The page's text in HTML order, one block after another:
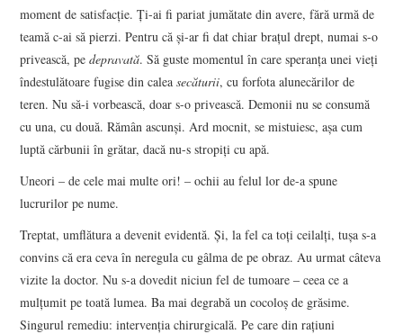
DOSAR DE IDEI
PROFIL
ESEU
RUBRICI DE AUTOR
NUMĂRUL 48 /
MARTIE 2018
NUMĂRUL 49 /
APRILIE 2018
moment de satisfacție. Ți-ai fi pariat jumătate din avere, fără urmă de
teamă c-ai să pierzi. Pentru că și-ar fi dat chiar brațul drept, numai s-o
privească, pedepravată. Să guste momentul în care speranța unei vieți
îndestulătoare fugise din caleasecăturii, cu forfota alunecărilor de
teren. Nu să-i vorbească, doar s-o privească. Demonii nu se consumă
cu una, cu două. Rămân ascunși. Ard mocnit, se mistuiesc, așa cum
luptă cărbunii în grătar, dacă nu-s stropiți cu apă.
Uneori – de cele mai multe ori! – ochii au felul lor de-a spune
lucrurilor pe nume.
Treptat, umflătura a devenit evidentă. Și, la fel ca toți ceilalți, tușa s-a
convins că era ceva în neregula cu gâlma de pe obraz. Au urmat câteva
vizite la doctor. Nu s-a dovedit niciun fel de tumoare ‒ ceea ce a
mulțumit pe toată lumea. Ba mai degrabă un cocoloș de grăsime.
Singurul remediu: intervenția chirurgicală. Pe care din rațiuni